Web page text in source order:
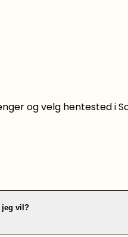
og velg hentested i
jeg vil?